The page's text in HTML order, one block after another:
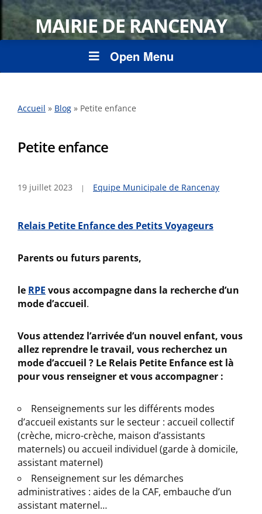
MAIRIE DE RANCENAY
Open Menu
Accueil » Blog » Petite enfance
Petite enfance
19 juillet 2023 Equipe Municipale de Rancenay
Relais Petite Enfance des Petits Voyageurs
Parents ou futurs parents,
le RPE vous accompagne dans la recherche d’un
mode d’accueil.
Vous attendez l’arrivée d’un nouvel enfant, vous
allez reprendre le travail, vous recherchez un
mode d’accueil ? Le Relais Petite Enfance est là
pour vous renseigner et vous accompagner :
Renseignements sur les différents modes
d’accueil existants sur le secteur : accueil collectif
(crèche, micro-crèche, maison d’assistants
maternels) ou accueil individuel (garde à domicile,
assistant maternel)
Renseignement sur les démarches
administratives : aides de la CAF, embauche d’un
assistant maternel…